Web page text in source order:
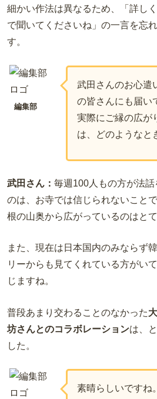
細かい作法は異なるため、「詳し
で聞いてくださいね」の一言を忘
す。
編集部
武田さんのお心遣
の皆さんにも届い
実際にご縁の広が
は、どのようなと
武田さん： 毎週100人もの方が法
のは、お寺では信じられないこと
根の山奥から広がっているのはと
また、現在は日本国内のみならず
リーからも見てくれている方がい
じますね。
普段あまり交わることのなかった
坊さんとのコラボレーションは、
した。
素晴らしいですね